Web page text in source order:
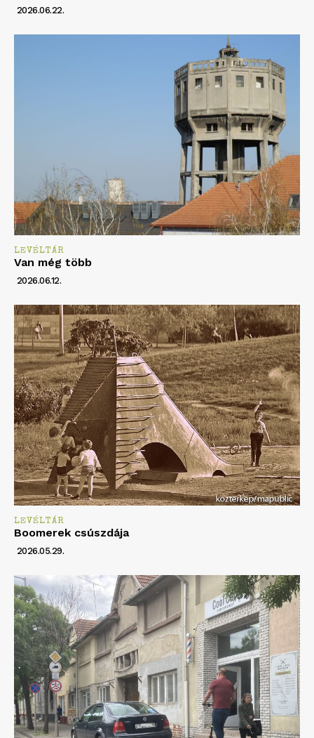
2026.06.22.
LEVÉLTÁR
Van még több
2026.06.12.
LEVÉLTÁR
Boomerek csúszdája
2026.05.29.